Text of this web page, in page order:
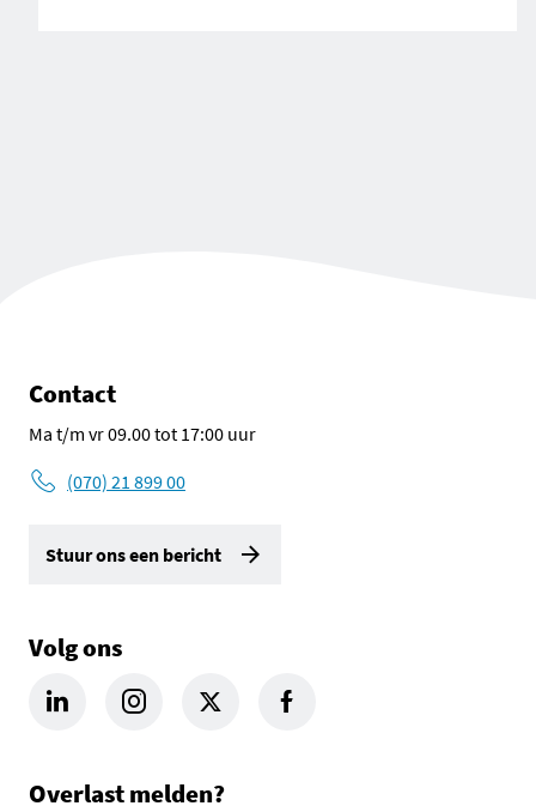
Contact
Ma t/m vr 09.00 tot 17:00 uur
(070) 21 899 00
Stuur ons een bericht
Volg ons
LinkedIn Omgevingsdienst Haaglanden (opent in een nieuw
Instagram Omgevingsdienst Haaglanden (opent in
X Omgevingsdienst Haaglanden (opent in
Facebook Omgevingsdienst
Overlast melden?